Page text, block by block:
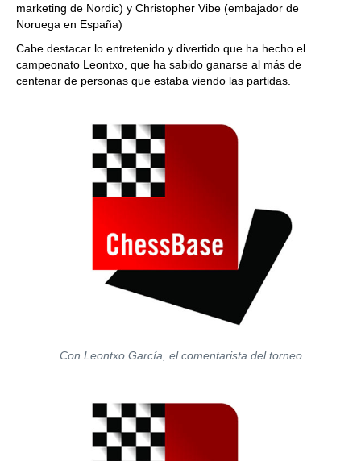
marketing de Nordic) y Christopher Vibe (embajador de
Noruega en España)
Cabe destacar lo entretenido y divertido que ha hecho el
campeonato Leontxo, que ha sabido ganarse al más de
centenar de personas que estaba viendo las partidas.
Con Leontxo García, el comentarista del torneo